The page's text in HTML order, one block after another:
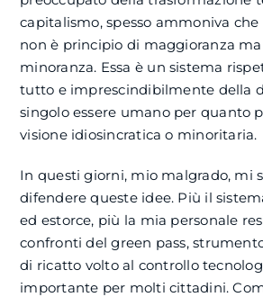
capitalismo, spesso ammoniva che
non è principio di maggioranza
minoranza. Essa è un sistema
tutto e imprescindibilmente della
singolo essere umano per quanto
visione idiosincratica o minoritaria.
In questi giorni, mio malgrado, mi
difendere queste idee. Più il
ed estorce, più la mia personale
confronti del green pass,
di ricatto volto al controllo
importante per molti cittadini.